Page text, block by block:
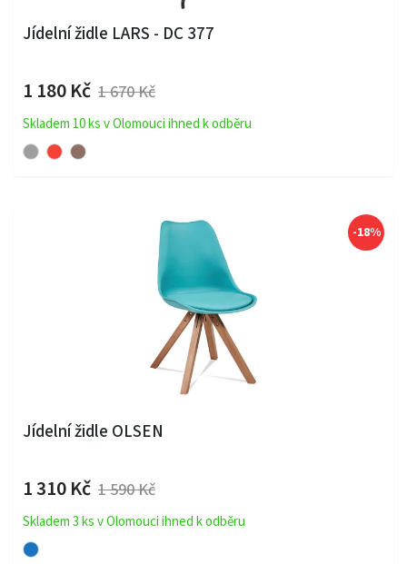
Jídelní židle LARS - DC 377
1 180 Kč 1 670 Kč
Skladem 10 ks v Olomouci ihned k odběru
-18%
Jídelní židle OLSEN
1 310 Kč 1 590 Kč
Skladem 3 ks v Olomouci ihned k odběru